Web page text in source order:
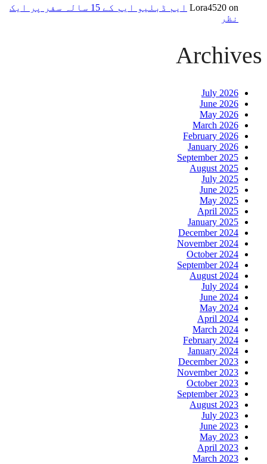
Lora4520 on
ایم ڈبلیو ایم کے 15 سالہ سفر پر ایک
نظر
Archives
July 2026
June 2026
May 2026
March 2026
February 2026
January 2026
September 2025
August 2025
July 2025
June 2025
May 2025
April 2025
January 2025
December 2024
November 2024
October 2024
September 2024
August 2024
July 2024
June 2024
May 2024
April 2024
March 2024
February 2024
January 2024
December 2023
November 2023
October 2023
September 2023
August 2023
July 2023
June 2023
May 2023
April 2023
March 2023